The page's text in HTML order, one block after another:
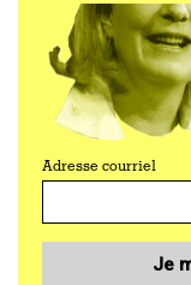
Adresse courriel
Je